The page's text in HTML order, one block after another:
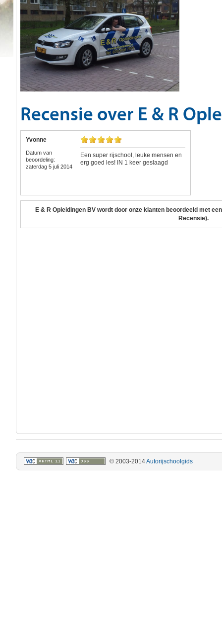
Recensie over E & R
Yvonne
Een super rijschool, leuke mensen en
erg goed les! IN 1 keer geslaagd
Datum van
beoordeling:
zaterdag 5 juli 2014
E & R Opleidingen BV wordt door onze klanten beoordeeld met
Recensie).
© 2003-2014Autorijschoolgids